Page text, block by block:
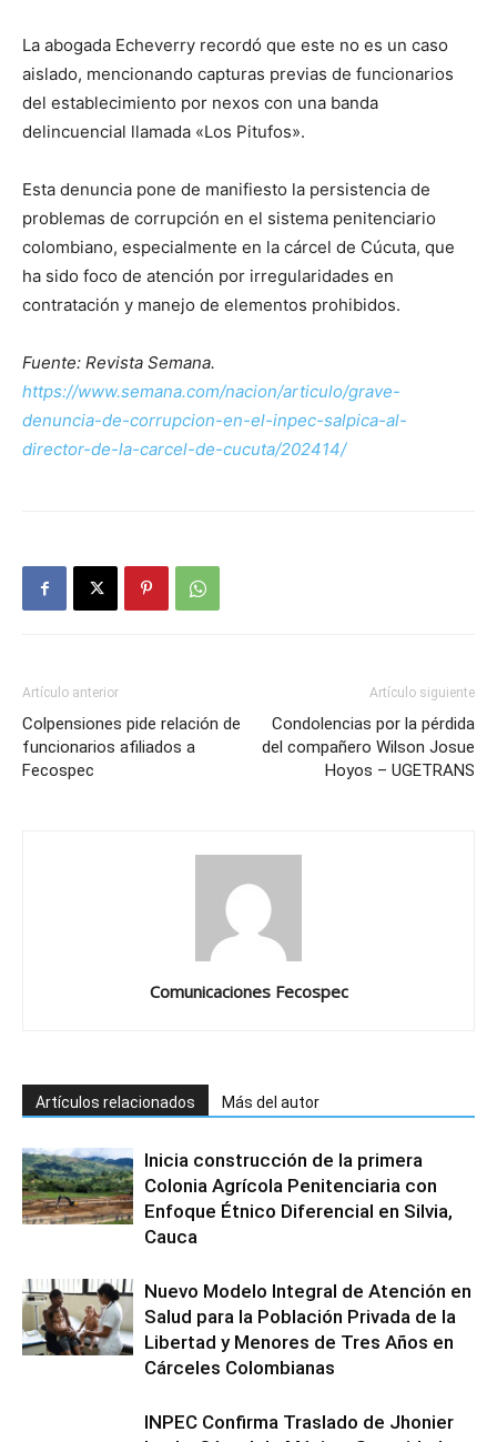
La abogada Echeverry recordó que este no es un caso
aislado, mencionando capturas previas de funcionarios
del establecimiento por nexos con una banda
delincuencial llamada «Los Pitufos».
Esta denuncia pone de manifiesto la persistencia de
problemas de corrupción en el sistema penitenciario
colombiano, especialmente en la cárcel de Cúcuta, que
ha sido foco de atención por irregularidades en
contratación y manejo de elementos prohibidos.
Fuente: Revista Semana.
https://www.semana.com/nacion/articulo/grave-
denuncia-de-corrupcion-en-el-inpec-salpica-al-
director-de-la-carcel-de-cucuta/202414/
Artículo anterior
Colpensiones pide relación de
funcionarios afiliados a
Fecospec
Artículo siguiente
Condolencias por la pérdida
del compañero Wilson Josue
Hoyos – UGETRANS
Comunicaciones Fecospec
Artículos relacionados Más del autor
Inicia construcción de la primera
Colonia Agrícola Penitenciaria con
Enfoque Étnico Diferencial en Silvia,
Cauca
Nuevo Modelo Integral de Atención en
Salud para la Población Privada de la
Libertad y Menores de Tres Años en
Cárceles Colombianas
INPEC Confirma Traslado de Jhonier